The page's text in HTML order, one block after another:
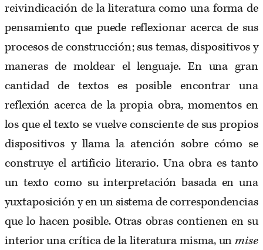
reivindicación de la literatura como una forma de
pensamiento que puede reflexionar acerca de sus
procesos de construcción; sus temas, dispositivos y
maneras de moldear el lenguaje. En una gran
cantidad de textos es posible encontrar una
reflexión acerca de la propia obra, momentos en
los que el texto se vuelve consciente de sus propios
dispositivos y llama la atención sobre cómo se
construye el artificio literario. Una obra es tanto
un texto como su interpretación basada en una
yuxtaposición y en un sistema de correspondencias
que lo hacen posible. Otras obras contienen en su
interior una crítica de la literatura misma, unmise